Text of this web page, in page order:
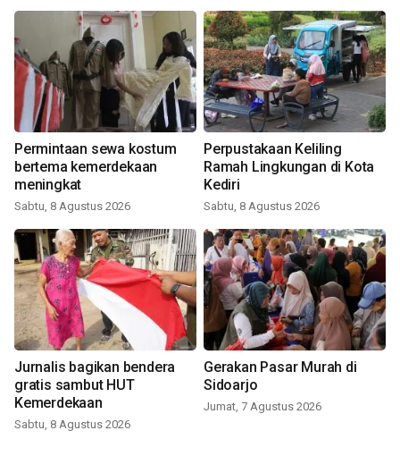
Permintaan sewa kostum
bertema kemerdekaan
meningkat
Sabtu, 8 Agustus 2026
Perpustakaan Keliling
Ramah Lingkungan di Kota
Kediri
Sabtu, 8 Agustus 2026
Jurnalis bagikan bendera
gratis sambut HUT
Kemerdekaan
Sabtu, 8 Agustus 2026
Gerakan Pasar Murah di
Sidoarjo
Jumat, 7 Agustus 2026